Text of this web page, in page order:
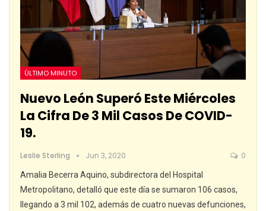
ÚLTIMO MINUTO
Nuevo León Superó Este Miércoles
La Cifra De 3 Mil Casos De COVID-
19.
Leslie Sterling Jun 3, 2020 0
Amalia Becerra Aquino, subdirectora del Hospital
Metropolitano, detalló que este día se sumaron 106 casos,
llegando a 3 mil 102, además de cuatro nuevas defunciones,